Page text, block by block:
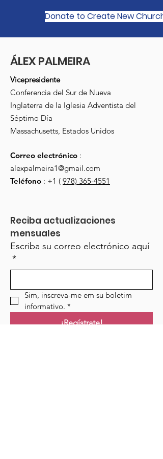
Donate to Create New
ÁLEX PALMEIRA
Vicepresidente
Conferencia del Sur de Nueva
Inglaterra de la Iglesia Adventista del
Séptimo Día
Massachusetts, Estados Unidos
Correo electrónico :
alexpalmeira1@gmail.com
Teléfono : +1 ( 978) 365-4551
Reciba actualizaciones
mensuales
Escriba su correo electrónico aquí
*
Sim, inscreva-me em su boletim
informativo. *
¡Regístrate!